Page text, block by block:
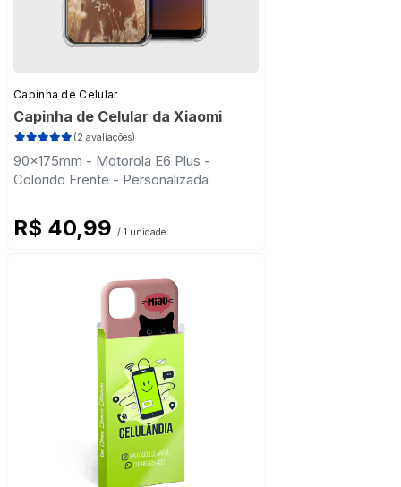
Capinha de Celular
Capinha de Celular da Xiaomi
(2 avaliações)
90x175mm - Motorola E6 Plus -
Colorido Frente - Personalizada
R$ 40,99 / 1 unidade